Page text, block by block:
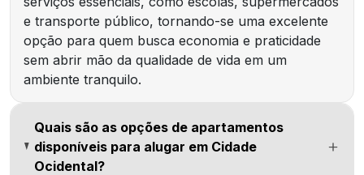
e transporte público, tornando-se uma excelente
opção para quem busca economia e praticidade
sem abrir mão da qualidade de vida em um
ambiente tranquilo.
Quais são as opções de apartamentos
disponíveis para alugar em Cidade
Ocidental?